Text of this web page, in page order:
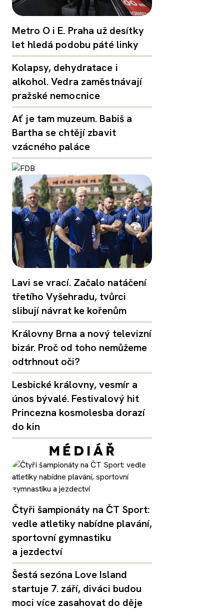
Metro O i E. Praha už desítky
let hledá podobu páté linky
Kolapsy, dehydratace i
alkohol. Vedra zaměstnávají
pražské nemocnice
Ať je tam muzeum. Babiš a
Bartha se chtějí zbavit
vzácného paláce
Lavi se vrací. Začalo natáčení
třetího Vyšehradu, tvůrci
slibují návrat ke kořenům
Královny Brna a nový televizní
bizár. Proč od toho nemůžeme
odtrhnout oči?
Lesbické královny, vesmír a
únos bývalé. Festivalový hit
Princezna kosmolesba dorazí
do kin
Čtyři šampionáty na ČT Sport:
vedle atletiky nabídne plavání,
sportovní gymnastiku
a jezdectví
Šestá sezóna Love Island
startuje 7. září, diváci budou
moci více zasahovat do děje